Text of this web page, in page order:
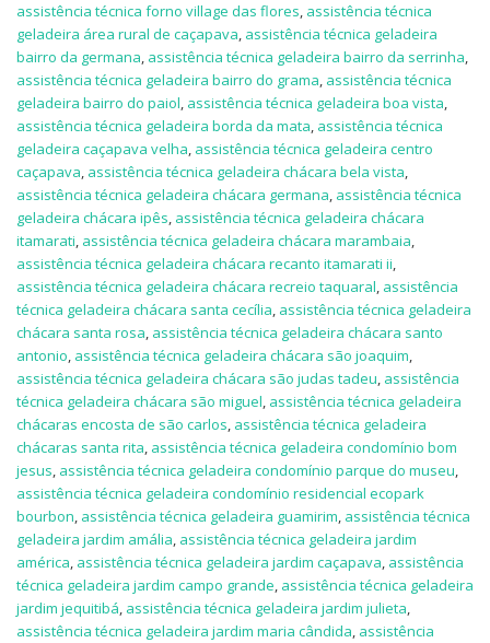
assistência técnica forno village das flores, assistência técnica
geladeira área rural de caçapava, assistência técnica geladeira
bairro da germana, assistência técnica geladeira bairro da serrinha,
assistência técnica geladeira bairro do grama, assistência técnica
geladeira bairro do paiol, assistência técnica geladeira boa vista,
assistência técnica geladeira borda da mata, assistência técnica
geladeira caçapava velha, assistência técnica geladeira centro
caçapava, assistência técnica geladeira chácara bela vista,
assistência técnica geladeira chácara germana, assistência técnica
geladeira chácara ipês, assistência técnica geladeira chácara
itamarati, assistência técnica geladeira chácara marambaia,
assistência técnica geladeira chácara recanto itamarati ii,
assistência técnica geladeira chácara recreio taquaral, assistência
técnica geladeira chácara santa cecília, assistência técnica geladeira
chácara santa rosa, assistência técnica geladeira chácara santo
antonio, assistência técnica geladeira chácara são joaquim,
assistência técnica geladeira chácara são judas tadeu, assistência
técnica geladeira chácara são miguel, assistência técnica geladeira
chácaras encosta de são carlos, assistência técnica geladeira
chácaras santa rita, assistência técnica geladeira condomínio bom
jesus, assistência técnica geladeira condomínio parque do museu,
assistência técnica geladeira condomínio residencial ecopark
bourbon, assistência técnica geladeira guamirim, assistência técnica
geladeira jardim amália, assistência técnica geladeira jardim
américa, assistência técnica geladeira jardim caçapava, assistência
técnica geladeira jardim campo grande, assistência técnica geladeira
jardim jequitibá, assistência técnica geladeira jardim julieta,
assistência técnica geladeira jardim maria cândida, assistência